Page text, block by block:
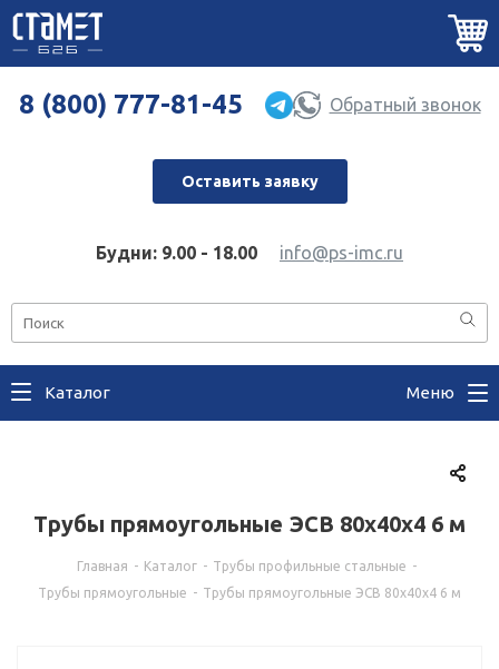
8 (800) 777-81-45 Обратный звонок
Оставить заявку
Будни: 9.00 - 18.00 info@ps-imc.ru
Каталог Меню
Трубы прямоугольные ЭСВ 80х40х4 6 м
Главная - Каталог - Трубы профильные стальные -
Трубы прямоугольные - Трубы прямоугольные ЭСВ 80х40х4 6 м